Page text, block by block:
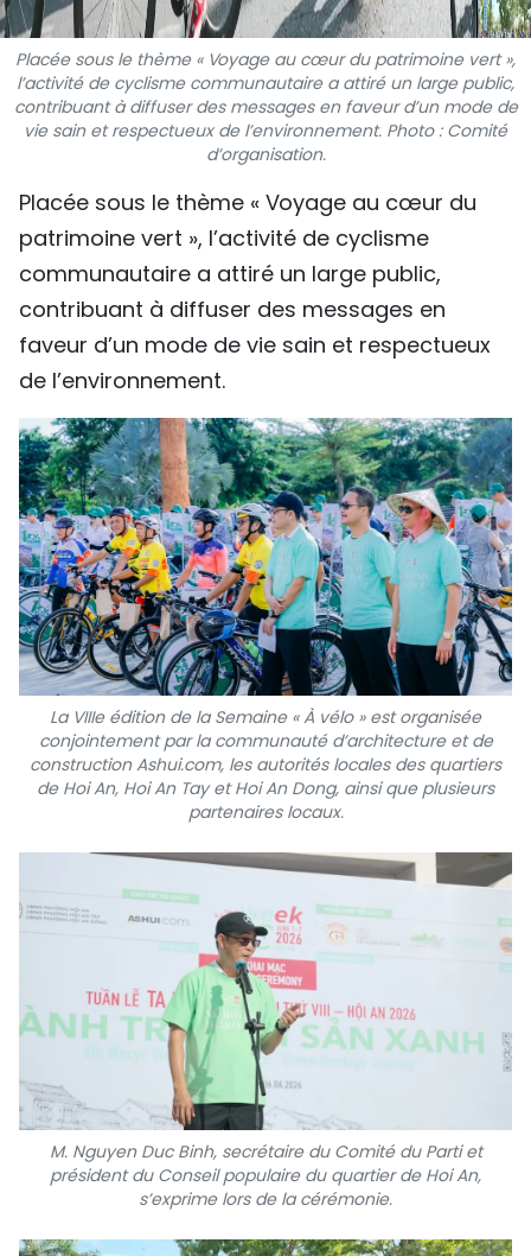
Placée sous le thème « Voyage au cœur du patrimoine vert »,
l’activité de cyclisme communautaire a attiré un large public,
contribuant à diffuser des messages en faveur d’un mode de
vie sain et respectueux de l’environnement. Photo : Comité
d’organisation.
Placée sous le thème « Voyage au cœur du
patrimoine vert », l’activité de cyclisme
communautaire a attiré un large public,
contribuant à diffuser des messages en
faveur d’un mode de vie sain et respectueux
de l’environnement. ​
La VIIIe édition de la Semaine « À vélo » est organisée
conjointement par la communauté d’architecture et de
construction Ashui.com, les autorités locales des quartiers
de Hoi An, Hoi An Tay et Hoi An Dong, ainsi que plusieurs
partenaires locaux.
M. Nguyen Duc Binh, secrétaire du Comité du Parti et
président du Conseil populaire du quartier de Hoi An,
s’exprime lors de la cérémonie.